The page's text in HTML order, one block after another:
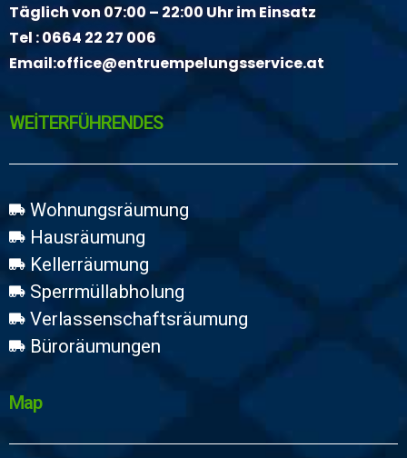
Täglich von 07:00 – 22:00 Uhr im Einsatz
Tel :0664 22 27 006
Email:office@entruempelungsservice.at
WEİTERFÜHRENDES
Wohnungsräumung
Hausräumung
Kellerräumung
Sperrmüllabholung
Verlassenschaftsräumung
Büroräumungen
Map